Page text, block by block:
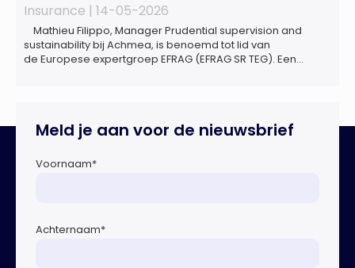
Insurance | 14-05-2026
Mathieu Filippo, Manager Prudential supervision and
sustainability bij Achmea, is benoemd tot lid van
de Europese expertgroep EFRAG (EFRAG SR TEG). Een
Europese Commissie bij het ontwikkelen van […]
Meld je aan voor de nieuwsbrief
Voornaam*
Achternaam*